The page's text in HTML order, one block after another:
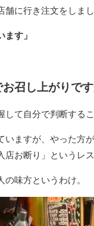
に行き注文をしまし
す」
召し上がりです
て自分で判断する
ますが、やった方
お断り」というレ
味方というわけ。